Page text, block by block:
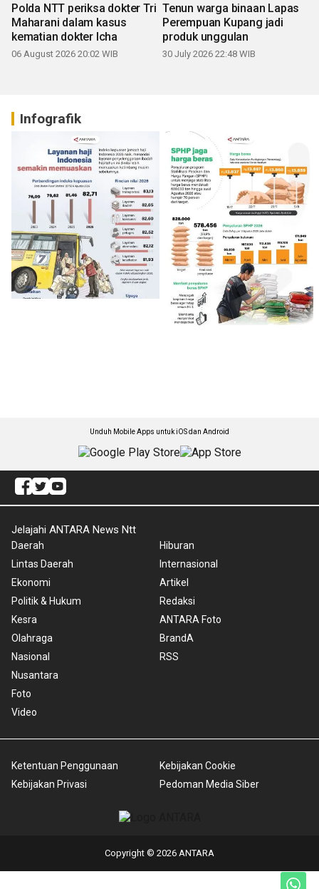
Polda NTT periksa dokter Tri
Maharani dalam kasus
kematian dokter Icha
06 August 2026 20:02 WIB
Tenun warga binaan Lapas
Perempuan Kupang jadi
produk unggulan
30 July 2026 22:48 WIB
Infografik
Unduh Mobile Apps untuk iOS dan Android
Jelajahi ANTARA News Ntt
Daerah
Lintas Daerah
Ekonomi
Politik & Hukum
Kesra
Olahraga
Nasional
Nusantara
Foto
Video
Hiburan
Internasional
Artikel
Redaksi
ANTARA Foto
BrandA
RSS
Ketentuan Penggunaan
Kebijakan Privasi
Kebijakan Cookie
Pedoman Media Siber
Copyright © 2026 ANTARA